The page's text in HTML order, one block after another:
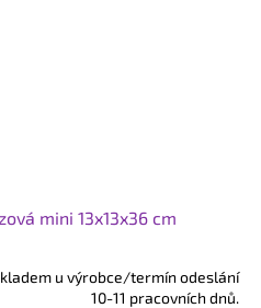
mini 13x13x36 cm
u výrobce/termín odeslání
10-11 pracovních dnů.